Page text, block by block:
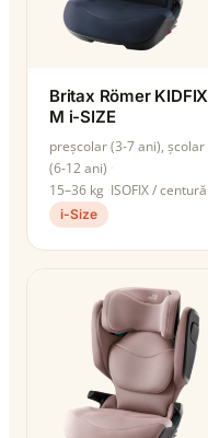
Britax Römer KIDFIX
M i-SIZE
preșcolar (3-7 ani), școlar
(6-12 ani)
15–36 kg ISOFIX / centură
i-Size